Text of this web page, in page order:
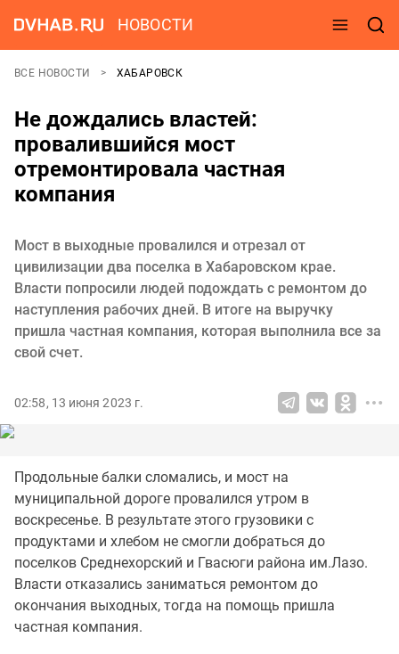
НОВОСТИ
ВСЕ НОВОСТИ ХАБАРОВСК
Не дождались властей:
провалившийся мост
отремонтировала частная
компания
Мост в выходные провалился и отрезал от
цивилизации два поселка в Хабаровском крае.
Власти попросили людей подождать с ремонтом до
наступления рабочих дней. В итоге на выручку
пришла частная компания, которая выполнила все за
свой счет.
02:58, 13 июня 2023 г.
Продольные балки сломались, и мост на
муниципальной дороге провалился утром в
воскресенье. В результате этого грузовики с
продуктами и хлебом не смогли добраться до
поселков Среднехорский и Гвасюги района им.Лазо.
Власти отказались заниматься ремонтом до
окончания выходных, тогда на помощь пришла
частная компания.